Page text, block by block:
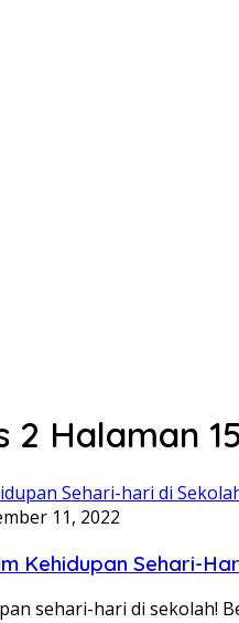
2 Halaman
11, 2022
Kehidupan Sehari-
sehari-hari di sekolah!